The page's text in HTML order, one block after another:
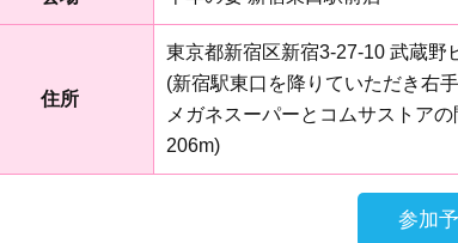
住所
東京都新宿区新宿3-27-10 武蔵野
(新宿駅東口を降りていただき右
メガネスーパーとコムサストア
206m)
参加